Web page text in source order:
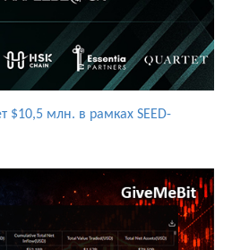
$10,5 млн. в рамках SEED-